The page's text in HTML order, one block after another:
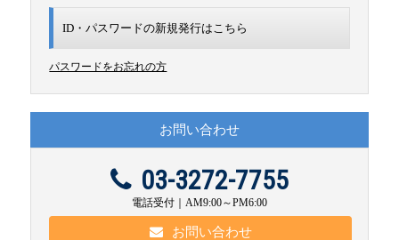
ID・パスワードの新規発行は こちら
パスワードをお忘れの方
お問い合わせ
03-3272-7755
電話受付｜AM9:00～PM6:00
お問い合わせ